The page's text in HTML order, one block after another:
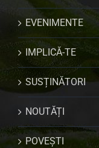
EVENIMENTE
IMPLICĂ-TE
SUSȚINĂTORI
NOUTĂȚI
POVEȘTI